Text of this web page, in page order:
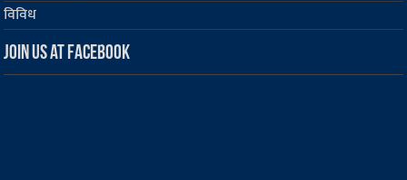
विविध
Join us at Facebook